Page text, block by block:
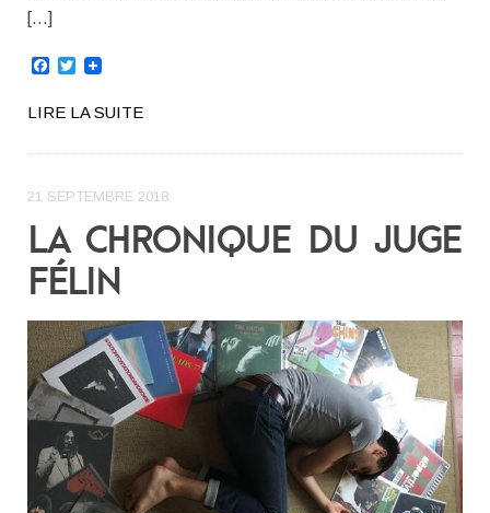
[…]
Facebook
Twitter
LIRE LA SUITE
21 SEPTEMBRE 2018
LA CHRONIQUE DU JUGE
FÉLIN